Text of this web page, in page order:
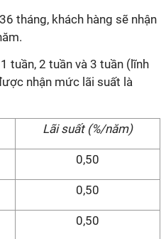
tháng, khách hàng sẽ nhận
tuần, 2 tuần và 3 tuần (lĩnh
nhận mức lãi suất là
Lãi suất (%/năm)
0,50
0,50
0,50